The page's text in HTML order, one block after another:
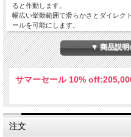
ると作動します。
幅広い挙動範囲で滑らかさとダイレク
ールを可能にします。
スーパーモトのスライド走行時や、ダ
る後輪の跳ねを抑え、コントロール性
結果ライディングは滑らかになり、安
のプロフェッショナルライダー達から
ています。
また、一般ライダーにとってもスリッ
▼ 商品説明
サマーセール 10% off:
注文